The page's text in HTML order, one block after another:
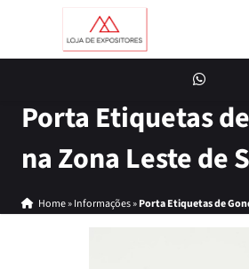
Porta Etiquetas
na Zona Leste de
Home»Informações»Porta Etiquetas de